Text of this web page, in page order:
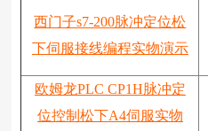
西门子s7-200脉冲定位松
下伺服接线编程实物演示
欧姆龙PLC CP1H脉冲定
位控制松下A4伺服实物